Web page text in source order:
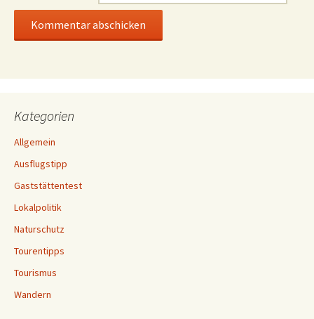
Kategorien
Allgemein
Ausflugstipp
Gaststättentest
Lokalpolitik
Naturschutz
Tourentipps
Tourismus
Wandern